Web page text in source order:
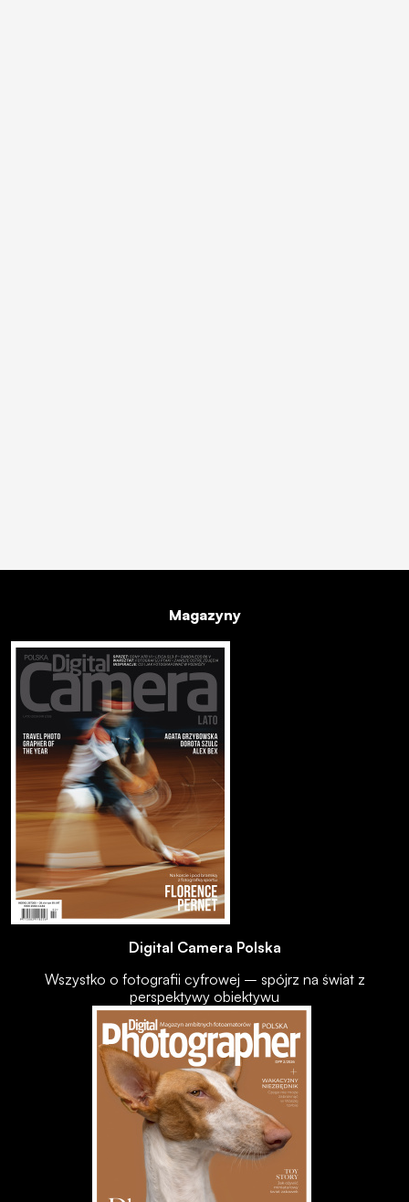
Magazyny
Digital Camera Polska
Wszystko o fotografii cyfrowej – spójrz na świat z
perspektywy obiektywu